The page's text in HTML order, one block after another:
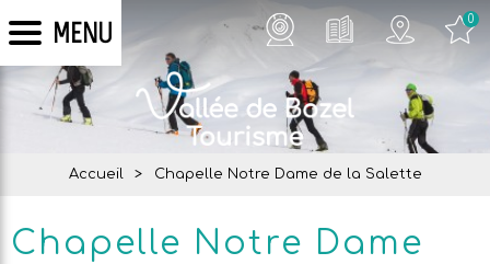
MENU 0
Accueil > Chapelle Notre Dame de la Salette
Chapelle Notre Dame